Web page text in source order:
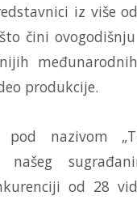
iz više
čini ovogodišnju
produkcije.
pod nazivom
od 28